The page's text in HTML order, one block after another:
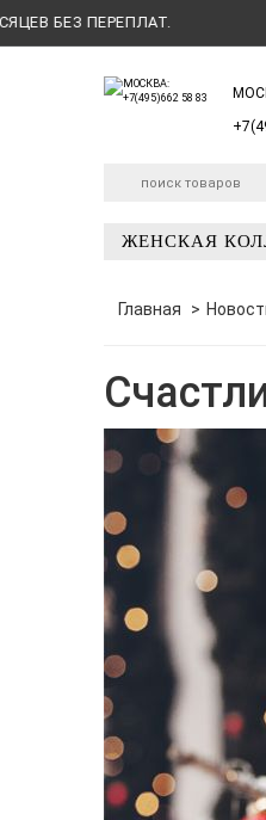
ПЕРЕПЛАТ.
ЖЕНСКАЯ
Главная